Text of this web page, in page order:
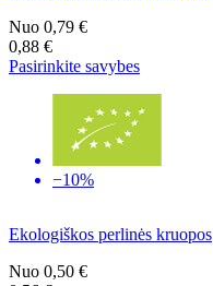
Nuo 0,79 €
0,88 €
Pasirinkite savybes
−10%
Ekologiškos perlinės kruopos
Nuo 0,50 €